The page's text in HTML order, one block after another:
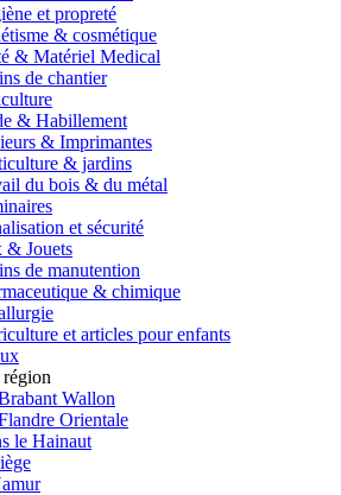
et propreté
& cosmétique
& Matériel Medical
de chantier
& Habillement
& Imprimantes
& jardins
du bois & du métal
et sécurité
& Jouets
de manutention
& chimique
et articles pour enfants
région
Wallon
Orientale
le Hainaut